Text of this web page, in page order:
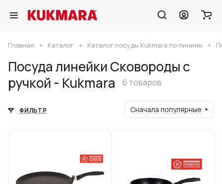
Главная Каталог Каталог посуды Kukmara по линиям
Посуда линейки Сковороды с
ручкой - Kukmara
6 товаров
ФИЛЬТР Сначала популярные